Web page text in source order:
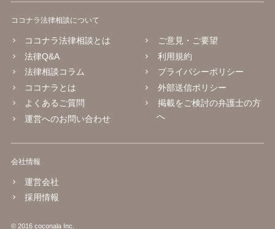
ココナラ法律相談について
ココナラ法律相談とは
法律Q&A
法律相談コラム
ココナラとは
よくあるご質問
運営へのお問い合わせ
ご意見・ご要望
利用規約
プライバシーポリシー
外部送信ポリシー
掲載をご検討の弁護士の方
へ
会社情報
運営会社
採用情報
© 2016 coconala Inc.